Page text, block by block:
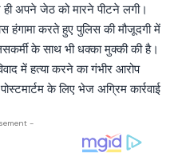
अपने जेठ को मारने पीटने लगी।
हंगामा करते हुए पुलिस की मौजूदगी में
के साथ भी धक्का मुक्की की है।
में हत्या करने का गंभीर आरोप
के लिए भेज अग्रिम कार्रवाई
-